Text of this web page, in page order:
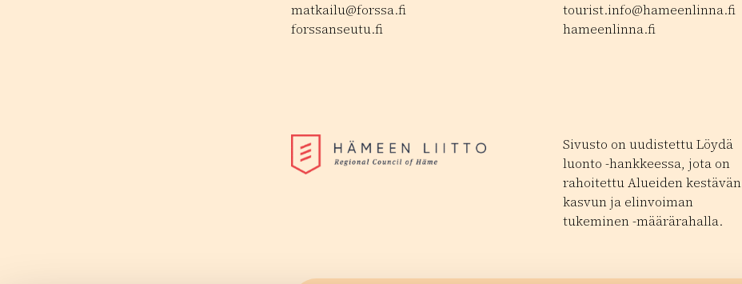
matkailu@forssa.fi
forssanseutu.fi
tourist.info@hameenlinna.fi
hameenlinna.fi
Sivusto on uudistettu Löydä
luonto -hankkeessa, jota on
rahoitettu Alueiden kestävän
kasvun ja elinvoiman
tukeminen -määrärahalla.